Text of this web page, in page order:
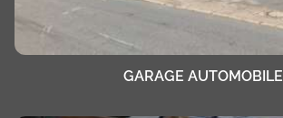
GARAGE AUTOMOBILE